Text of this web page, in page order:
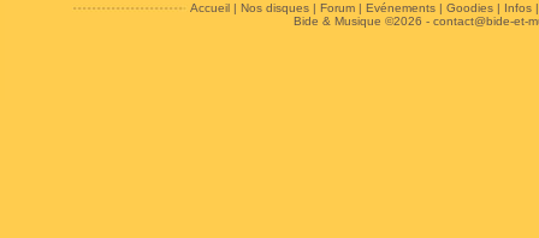
Accueil| Nos disques| Forum| Evénements| Goodies| Infos
Bide & Musique ©2026 - contact@bide-et-